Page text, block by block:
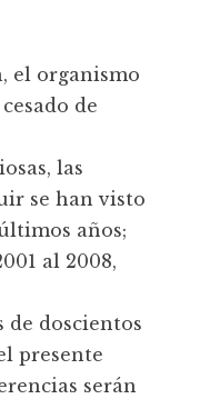
el organismo
de
las
se han visto
años;
al 2008,
doscientos
presente
serán